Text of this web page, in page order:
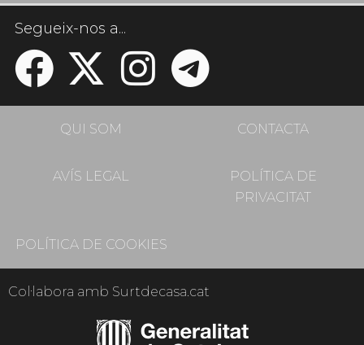
Segueix-nos a...
QUI SOM CONTACTA
AVÍS LEGAL
POLÍTICA DE
PRIVACITAT
POLÍTICA DE COOKIES
Col·labora amb Surtdecasa.cat